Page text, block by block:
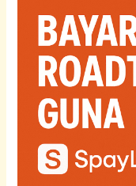
Insurans
Kereta
Guna
SPayLater
Shopee:
Cara
Renew
Ansuran